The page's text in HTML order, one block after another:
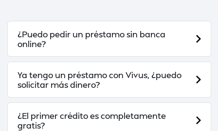
¿Puedo pedir un préstamo sin banca
online?
Ya tengo un préstamo con Vivus, ¿puedo
solicitar más dinero?
¿El primer crédito es completamente
gratis?